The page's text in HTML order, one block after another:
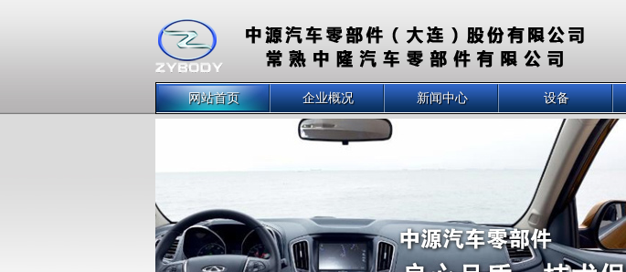
网站首页 企业概况 新闻中心 设备